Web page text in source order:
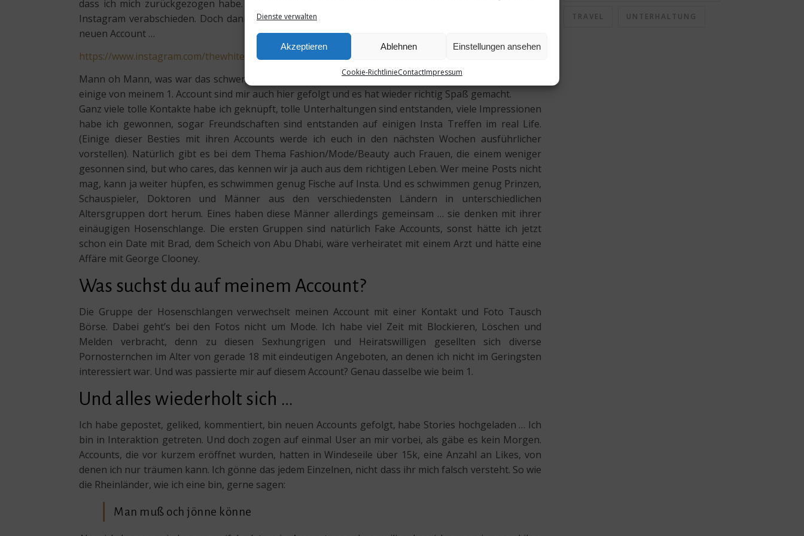
Dienste verwalten
Akzeptieren Ablehnen Einstellungen ansehen
Cookie-RichtlinieContactImpressum
dass ich mich zurückgezogen habe. Ich habe kaum noch gepostet und wollte mich schon ganz von
Instagram verabschieden. Doch dann kam mir die Idee, einfach nochmal neu anzufangen, mit einem
neuen Account …
https://www.instagram.com/thewhitefashionballoon/?hl=de
Mann oh Mann, was war das schwer, ersteinmal über 1k zu kommen, das dauerte gefühlt Jahre. Aber
einige von meinem 1. Account sind mir auch hier gefolgt und es hat wieder richtig Spaß gemacht.
Ganz viele tolle Kontakte habe ich geknüpft, tolle Unterhaltungen sind entstanden, viele Impressionen
habe ich gewonnen, sogar Freundschaften sind entstanden auf einigen Insta Treffen im real Life.
(Einige dieser Besties mit ihren Accounts werde ich euch in den nächsten Wochen ausführlicher
vorstellen). Natürlich gibt es bei dem Thema Fashion/Mode/Beauty auch Frauen, die einem weniger
gesonnen sind, but who cares, das kennen wir ja auch aus dem richtigen Leben. Wer meine Posts nicht
mag, kann ja weiter hüpfen, es schwimmen genug Fische auf Insta. Und es schwimmen genug Prinzen,
Schauspieler, Doktoren und Männer aus den verschiedensten Ländern in unterschiedlichen
Altersgruppen dort herum. Eines haben diese Männer allerdings gemeinsam … sie denken mit ihrer
einäugigen Hosenschlange. Die ersten Gruppen sind natürlich Fake Accounts, sonst hätte ich jetzt
schon ein Date mit Brad, dem Scheich von Abu Dhabi, wäre verheiratet mit einem Arzt und hätte eine
Affäre mit George Clooney.
Was suchst du auf meinem Account?
Die Gruppe der Hosenschlangen verwechselt meinen Account mit einer Kontakt und Foto Tausch
Börse. Dabei geht’s bei den Fotos nicht um Mode. Ich habe viel Zeit mit Blockieren, Löschen und
Melden verbracht, denn zu diesen Sexhungrigen und Heiratswilligen gesellten sich diverse
Pornosternchen im Alter von gerade 18 mit eindeutigen Angeboten, an denen ich nicht im Geringsten
interessiert war. Und was passierte mir auf diesem Account? Genau dasselbe wie beim 1.
Und alles wiederholt sich …
Ich habe gepostet, geliked, kommentiert, bin neuen Accounts gefolgt, habe Stories hochgeladen … Ich
bin in Interaktion getreten. Und doch zogen auf einmal User an mir vorbei, als gäbe es kein Morgen.
Accounts, die vor kurzem eröffnet wurden, hatten in Windeseile über 15k, eine Anzahl an Likes, von
denen ich nur träumen kann. Ich gönne das jedem Einzelnen, nicht dass ihr mich falsch versteht. So wie
die Rheinländer, wie ich eine bin, gerne sagen:
Man muß och jönne könne
TRAVEL UNTERHALTUNG